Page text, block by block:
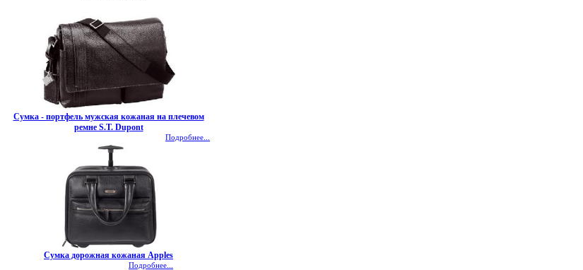
Сумка - портфель мужская кожаная на плечевом
ремне S.T. Dupont
Подробнее...
Сумка дорожная кожаная Apples
Подробнее...